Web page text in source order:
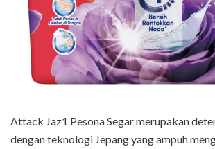
Attack Jaz1 Pesona Segar merupakan
dengan teknologi Jepang yang ampuh